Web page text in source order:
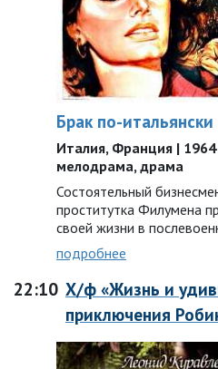
Брак по-итальянски
Италия, Франция |
мелодрама, драма
Состоятельный
проститутка Филумена
своей жизни в
подробнее
22:10 Х/ф «Жизнь и
приключения